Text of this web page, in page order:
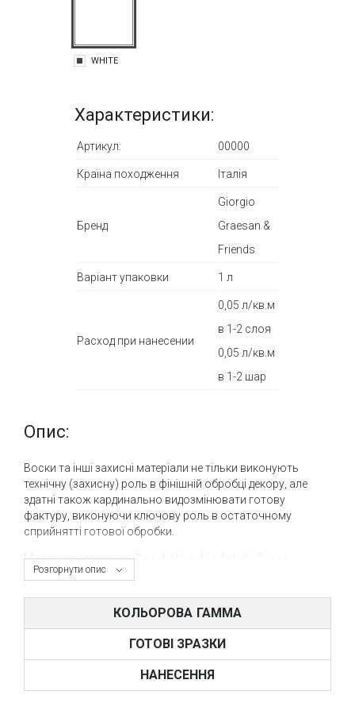
WHITE
Характеристики:
Артикул: 00000
Країна походження Італія
Бренд
Giorgio
Graesan &
Friends
Варіант упаковки 1 л
Расход при нанесении
0,05 л/кв.м
в 1-2 слоя
0,05 л/кв.м
в 1-2 шар
Розгорнути опис
Опис:
Воски та інші захисні матеріали не тільки виконують
технічну (захисну) роль в фінішній обробці декору, але
здатні також кардинально видозмінювати готову
фактуру, виконуючи ключову роль в остаточному
сприйнятті готової обробки.
Ми раді представити Cera del Vecchio Antichi Sapori -
повного аналог прозорого захисного воску Cera del
глина. Даний матеріал є повністю натуральним і
Купити захисно-декоративний віск Cera del Vecchio Antichi
всього за кілька кліків. Також Ви можете придбати
КОЛЬОРОВА ГАММА
ГОТОВІ ЗРАЗКИ
НАНЕСЕННЯ